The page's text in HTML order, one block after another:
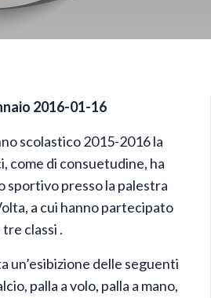
2016-01-16
scolastico 2015-2016 la
come di consuetudine, ha
sportivo presso la palestra
a cui hanno partecipato
classi .
un’esibizione delle seguenti
palla a volo, palla a mano,